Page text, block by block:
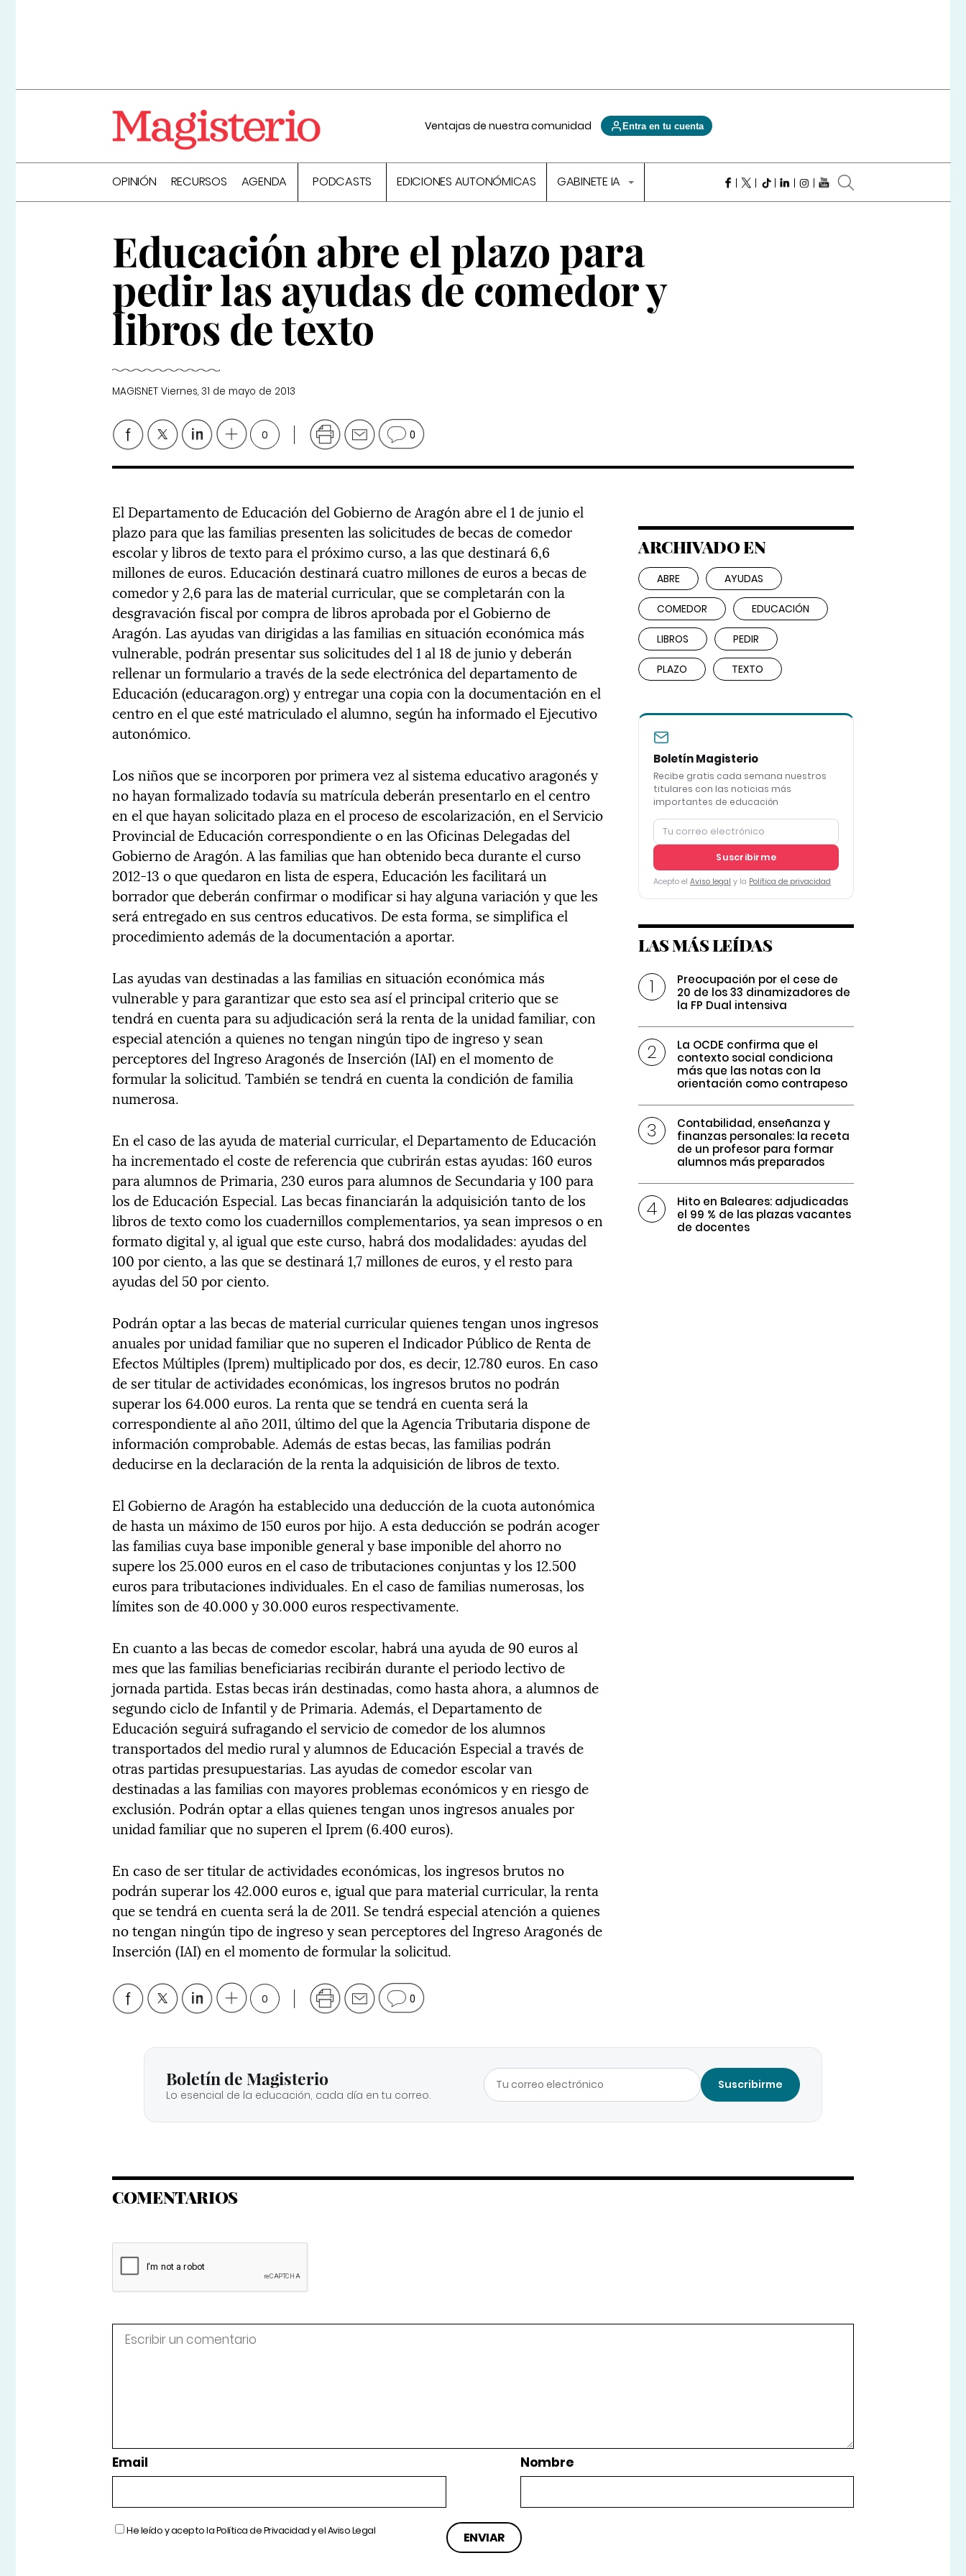
Ventajas de nuestra comunidad Entra en tu cuenta
OPINIÓN RECURSOS AGENDA PODCASTS EDICIONES AUTONÓMICAS GABINETE IA
Educación abre el plazo para
pedir las ayudas de comedor y
libros de texto
MAGISNET Viernes, 31 de mayo de 2013
0 0
El Departamento de Educación del Gobierno de Aragón abre el 1 de junio el
plazo para que las familias presenten las solicitudes de becas de comedor
escolar y libros de texto para el próximo curso, a las que destinará 6,6
millones de euros. Educación destinará cuatro millones de euros a becas de
comedor y 2,6 para las de material curricular, que se completarán con la
desgravación fiscal por compra de libros aprobada por el Gobierno de
Aragón. Las ayudas van dirigidas a las familias en situación económica más
vulnerable, podrán presentar sus solicitudes del 1 al 18 de junio y deberán
rellenar un formulario a través de la sede electrónica del departamento de
Educación (educaragon.org) y entregar una copia con la documentación en el
centro en el que esté matriculado el alumno, según ha informado el Ejecutivo
autonómico.
Los niños que se incorporen por primera vez al sistema educativo aragonés y
no hayan formalizado todavía su matrícula deberán presentarlo en el centro
en el que hayan solicitado plaza en el proceso de escolarización, en el Servicio
Provincial de Educación correspondiente o en las Oficinas Delegadas del
Gobierno de Aragón. A las familias que han obtenido beca durante el curso
2012-13 o que quedaron en lista de espera, Educación les facilitará un
borrador que deberán confirmar o modificar si hay alguna variación y que les
será entregado en sus centros educativos. De esta forma, se simplifica el
procedimiento además de la documentación a aportar.
Las ayudas van destinadas a las familias en situación económica más
vulnerable y para garantizar que esto sea así el principal criterio que se
tendrá en cuenta para su adjudicación será la renta de la unidad familiar, con
especial atención a quienes no tengan ningún tipo de ingreso y sean
perceptores del Ingreso Aragonés de Inserción (IAI) en el momento de
formular la solicitud. También se tendrá en cuenta la condición de familia
numerosa.
En el caso de las ayuda de material curricular, el Departamento de Educación
ha incrementado el coste de referencia que cubrirán estas ayudas: 160 euros
para alumnos de Primaria, 230 euros para alumnos de Secundaria y 100 para
los de Educación Especial. Las becas financiarán la adquisición tanto de los
libros de texto como los cuadernillos complementarios, ya sean impresos o en
formato digital y, al igual que este curso, habrá dos modalidades: ayudas del
100 por ciento, a las que se destinará 1,7 millones de euros, y el resto para
ayudas del 50 por ciento.
Podrán optar a las becas de material curricular quienes tengan unos ingresos
anuales por unidad familiar que no superen el Indicador Público de Renta de
Efectos Múltiples (Iprem) multiplicado por dos, es decir, 12.780 euros. En caso
de ser titular de actividades económicas, los ingresos brutos no podrán
superar los 64.000 euros. La renta que se tendrá en cuenta será la
correspondiente al año 2011, último del que la Agencia Tributaria dispone de
información comprobable. Además de estas becas, las familias podrán
deducirse en la declaración de la renta la adquisición de libros de texto.
El Gobierno de Aragón ha establecido una deducción de la cuota autonómica
de hasta un máximo de 150 euros por hijo. A esta deducción se podrán acoger
las familias cuya base imponible general y base imponible del ahorro no
supere los 25.000 euros en el caso de tributaciones conjuntas y los 12.500
euros para tributaciones individuales. En el caso de familias numerosas, los
límites son de 40.000 y 30.000 euros respectivamente.
En cuanto a las becas de comedor escolar, habrá una ayuda de 90 euros al
mes que las familias beneficiarias recibirán durante el periodo lectivo de
jornada partida. Estas becas irán destinadas, como hasta ahora, a alumnos de
segundo ciclo de Infantil y de Primaria. Además, el Departamento de
Educación seguirá sufragando el servicio de comedor de los alumnos
transportados del medio rural y alumnos de Educación Especial a través de
otras partidas presupuestarias. Las ayudas de comedor escolar van
destinadas a las familias con mayores problemas económicos y en riesgo de
exclusión. Podrán optar a ellas quienes tengan unos ingresos anuales por
unidad familiar que no superen el Iprem (6.400 euros).
En caso de ser titular de actividades económicas, los ingresos brutos no
podrán superar los 42.000 euros e, igual que para material curricular, la renta
que se tendrá en cuenta será la de 2011. Se tendrá especial atención a quienes
no tengan ningún tipo de ingreso y sean perceptores del Ingreso Aragonés de
Inserción (IAI) en el momento de formular la solicitud.
0 0
ARCHIVADO EN
ABRE AYUDAS
COMEDOR EDUCACIÓN
LIBROS PEDIR
PLAZO TEXTO
Boletín Magisterio
Recibe gratis cada semana nuestros
titulares con las noticias más
importantes de educación
Suscribirme
Acepto el Aviso legal y la Política de privacidad
LAS MÁS LEÍDAS
Preocupación por el cese de
20 de los 33 dinamizadores de
la FP Dual intensiva
La OCDE confirma que el
contexto social condiciona
más que las notas con la
orientación como contrapeso
Contabilidad, enseñanza y
finanzas personales: la receta
de un profesor para formar
alumnos más preparados
Hito en Baleares: adjudicadas
el 99 % de las plazas vacantes
de docentes
Boletín de Magisterio
Lo esencial de la educación, cada día en tu correo.
Suscribirme
COMENTARIOS
Email Nombre
He leído y acepto laPolítica de Privacidady elAviso Legal